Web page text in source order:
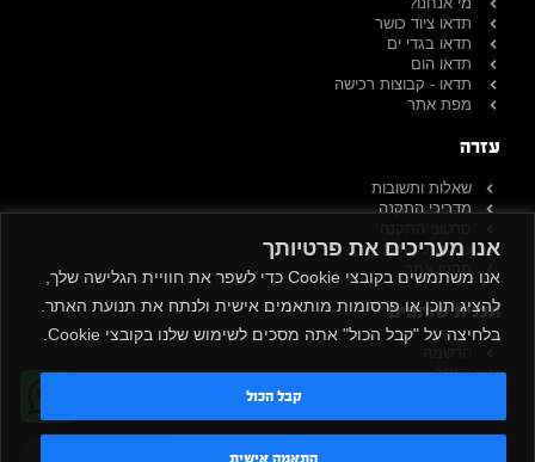
אנו מעריכים את פרטיותך
אנו משתמשים בקובצי Cookie כדי לשפר את חוויית הגלישה שלך,
להציג תוכן או פרסומות מותאמים אישית ולנתח את תנועת האתר.
בלחיצה על "קבל הכול" אתה מסכים לשימוש שלנו בקובצי Cookie.
התאמה אישית
קבל הכול
תדאו ציוד כושר
תדאו בגדי ים
תדאו הום
תדאו - קבוצות רכישה
מפת אתר
עזרה
שאלות ותשובות
מדריכי התקנה
שירות לקוחות
תכנית שותפים
כניסה